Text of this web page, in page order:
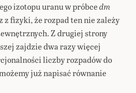
izotopu uranu w próbcedm
z fizyki, że rozpad ten nie zależy
Z drugiej strony
zajdzie dwa razy więcej
liczby rozpadów do
już napisać równanie